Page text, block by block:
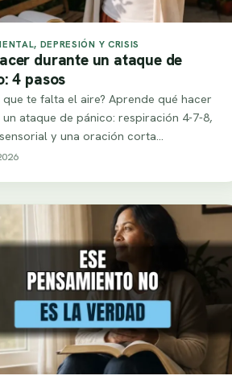
DEPRESIÓN Y CRISIS
durante un ataque de
4 pasos
que te falta el aire? Aprende qué hacer
ataque de pánico: respiración 4-7-8,
y una oración corta…